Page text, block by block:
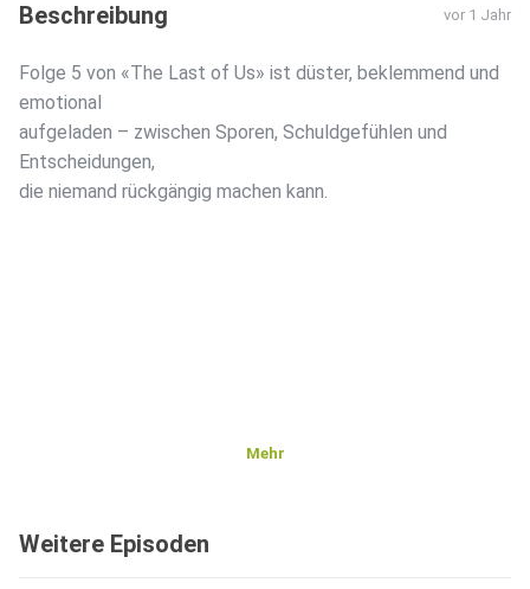
Beschreibung vor 1 Jahr
Folge 5 von «The Last of Us» ist düster, beklemmend und
emotional
aufgeladen – zwischen Sporen, Schuldgefühlen und
Entscheidungen,
die niemand rückgängig machen kann.
Mehr
Weitere Episoden